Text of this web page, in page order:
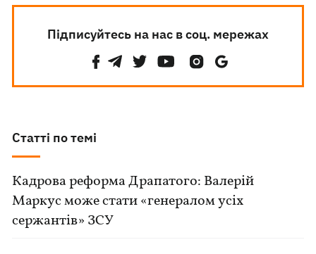
Підписуйтесь на нас в соц. мережах
Статті по темі
Кадрова реформа Драпатого: Валерій
Маркус може стати «генералом усіх
сержантів» ЗСУ